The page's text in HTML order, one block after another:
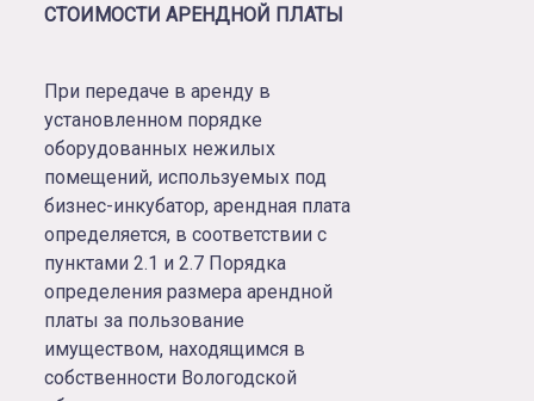
СТОИМОСТИ АРЕНДНОЙ ПЛАТЫ
При передаче в аренду в
установленном порядке
оборудованных нежилых
помещений, используемых под
бизнес-инкубатор, арендная плата
определяется, в соответствии с
пунктами 2.1 и 2.7 Порядка
определения размера арендной
платы за пользование
имуществом, находящимся в
собственности Вологодской